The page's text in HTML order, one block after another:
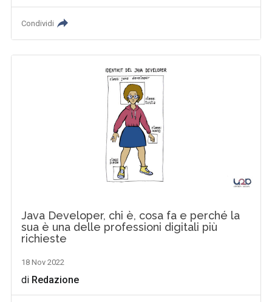
Condividi
Java Developer, chi è, cosa fa e perché la
sua è una delle professioni digitali più
richieste
18 Nov 2022
di Redazione